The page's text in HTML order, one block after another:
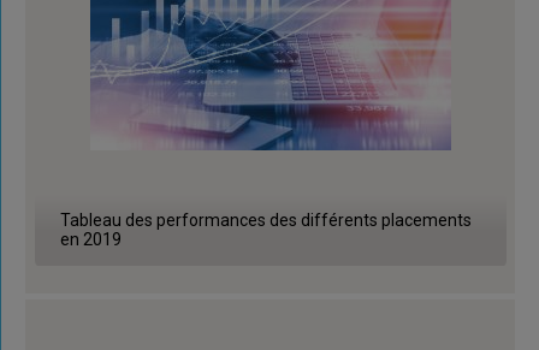
Tableau des performances des différents placements
en 2019